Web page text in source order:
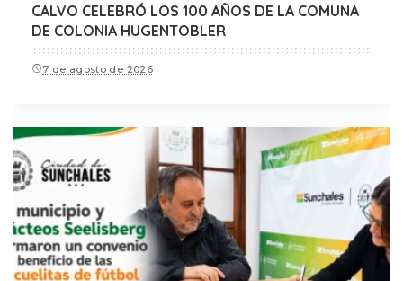
CALVO CELEBRÓ LOS 100 AÑOS DE LA COMUNA
DE COLONIA HUGENTOBLER
7 de agosto de 2026